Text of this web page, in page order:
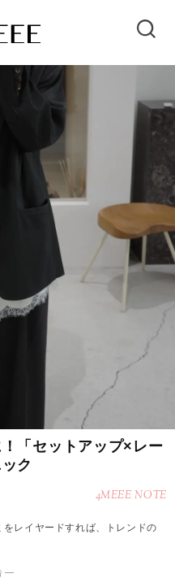
「セットアップ×レー
ク
4MEEE NOTE
レイヤードすれば、トレンドの
―